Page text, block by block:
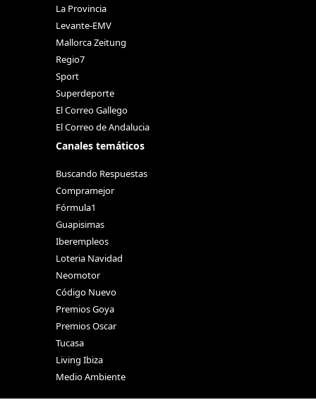
La Provincia
Levante-EMV
Mallorca Zeitung
Regio7
Sport
Superdeporte
El Correo Gallego
El Correo de Andalucia
Canales temáticos
Buscando Respuestas
Compramejor
Fórmula1
Guapisimas
Iberempleos
Loteria Navidad
Neomotor
Código Nuevo
Premios Goya
Premios Oscar
Tucasa
Living Ibiza
Medio Ambiente